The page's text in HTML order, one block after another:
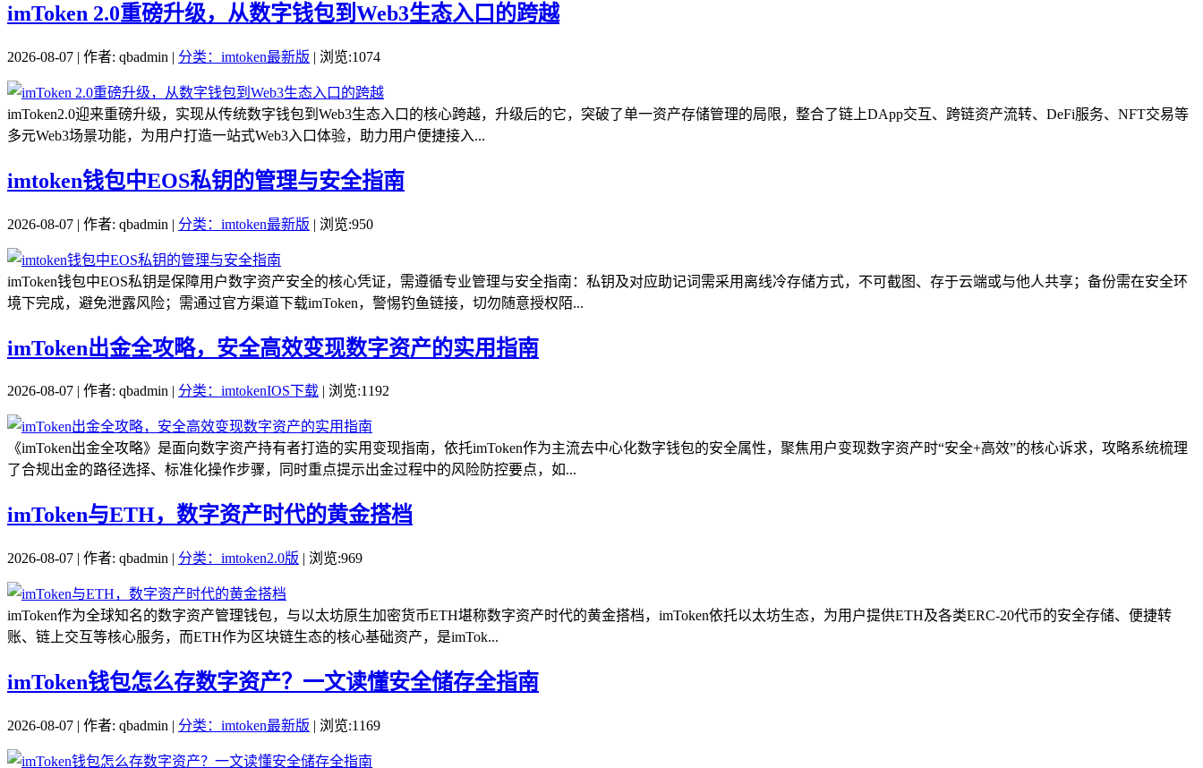
imToken 2.0重磅升级，从数字钱包到Web3生态入口的跨越
2026-08-07 | 作者: qbadmin | 分类：imtoken最新版 | 浏览:1074
imToken2.0迎来重磅升级，实现从传统数字钱包到Web3生态入口的核心跨越，升级后的它，突破了单一资产存储管理的局限，整合了链上DApp交互、跨链资产流转、DeFi服务、NFT交易等
多元Web3场景功能，为用户打造一站式Web3入口体验，助力用户便捷接入...
imtoken钱包中EOS私钥的管理与安全指南
2026-08-07 | 作者: qbadmin | 分类：imtoken最新版 | 浏览:950
imToken钱包中EOS私钥是保障用户数字资产安全的核心凭证，需遵循专业管理与安全指南：私钥及对应助记词需采用离线冷存储方式，不可截图、存于云端或与他人共享；备份需在安全环
境下完成，避免泄露风险；需通过官方渠道下载imToken，警惕钓鱼链接，切勿随意授权陌...
imToken出金全攻略，安全高效变现数字资产的实用指南
2026-08-07 | 作者: qbadmin | 分类：imtokenIOS下载 | 浏览:1192
《imToken出金全攻略》是面向数字资产持有者打造的实用变现指南，依托imToken作为主流去中心化数字钱包的安全属性，聚焦用户变现数字资产时“安全+高效”的核心诉求，攻略系统梳理
了合规出金的路径选择、标准化操作步骤，同时重点提示出金过程中的风险防控要点，如...
imToken与ETH，数字资产时代的黄金搭档
2026-08-07 | 作者: qbadmin | 分类：imtoken2.0版 | 浏览:969
imToken作为全球知名的数字资产管理钱包，与以太坊原生加密货币ETH堪称数字资产时代的黄金搭档，imToken依托以太坊生态，为用户提供ETH及各类ERC-20代币的安全存储、便捷转
账、链上交互等核心服务，而ETH作为区块链生态的核心基础资产，是imTok...
imToken钱包怎么存数字资产？一文读懂安全储存全指南
2026-08-07 | 作者: qbadmin | 分类：imtoken最新版 | 浏览:1169